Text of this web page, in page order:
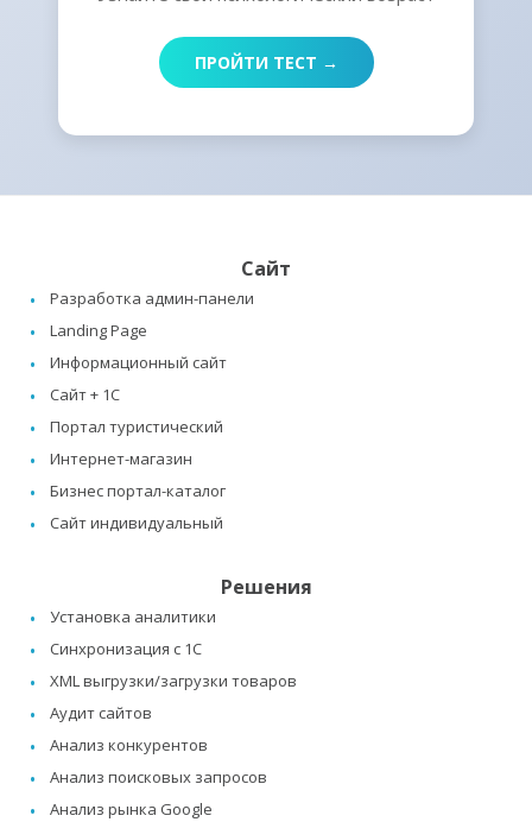
ПРОЙТИ ТЕСТ →
Сайт
Разработка админ-панели
Landing Page
Информационный сайт
Сайт + 1C
Портал туристический
Интернет-магазин
Бизнес портал-каталог
Сайт индивидуальный
Решения
Установка аналитики
Синхронизация с 1C
XML выгрузки/загрузки товаров
Аудит сайтов
Анализ конкурентов
Анализ поисковых запросов
Анализ рынка Google